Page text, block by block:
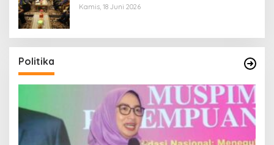
Kamis, 18 Juni 2026
Politika